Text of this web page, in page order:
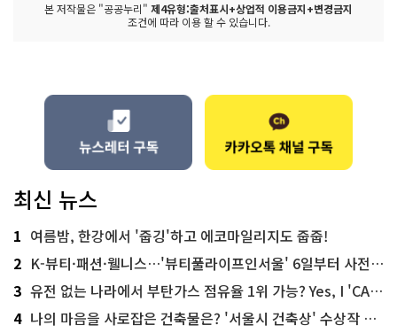
본 저작물은 "공공누리" 제4유형:출처표시+상업적 이용금지+변경금지
조건에 따라 이용 할 수 있습니다.
최신 뉴스
1 여름밤, 한강에서 '줍깅'하고 에코마일리지도 줍줍!
2 K-뷰티·패션·웰니스…'뷰티풀라이프인서울' 6일부터 사전 예약
3 유전 없는 나라에서 부탄가스 점유율 1위 가능? Yes, I 'CAN'
4 나의 마음을 사로잡은 건축물은? '서울시 건축상' 수상작 공개!